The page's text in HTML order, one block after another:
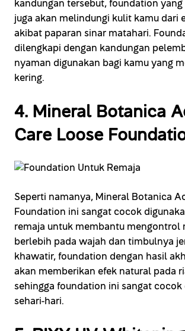
kandungan tersebut, foundation yang
juga akan melindungi kulit kamu dari
akibat paparan sinar matahari.
dilengkapi dengan kandungan
nyaman digunakan bagi kamu yang
kering.
4. Mineral Botanica
Care Loose
Seperti namanya, Mineral Botanica
Foundation ini sangat cocok
remaja untuk membantu mengontrol
berlebih pada wajah dan timbulnya
khawatir, foundation dengan hasil
akan memberikan efek natural pada
sehingga foundation ini sangat cocok
sehari-hari.